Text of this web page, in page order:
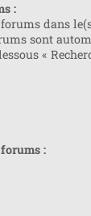
:
dans
sont
«
: